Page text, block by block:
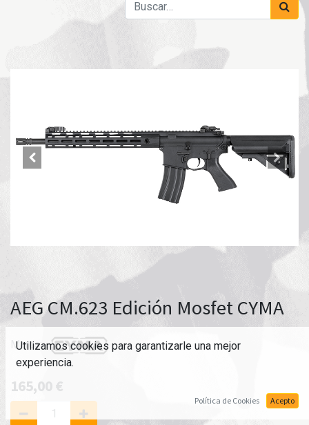
AEG CM.623 Edición Mosfet CYMA
Marca:
165,00€
Utilizamos cookies para garantizarle una mejor
experiencia.
Política de Cookies Acepto